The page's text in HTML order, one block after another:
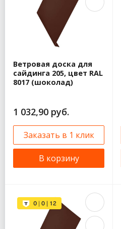
Ветровая доска для
сайдинга 205, цвет RAL
8017 (шоколад)
1 032,90 руб.
Заказать в 1 клик
В корзину